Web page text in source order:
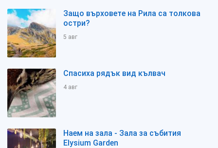
Защо върховете на Рила са толкова
остри?
5 авг
Спасиха рядък вид кълвач
4 авг
Наем на зала - Зала за събития
Elysium Garden